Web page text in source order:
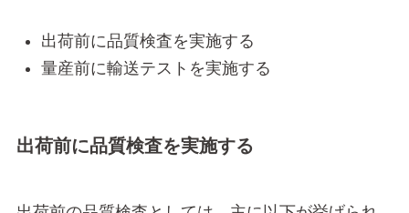
出荷前に品質検査を実施する
量産前に輸送テストを実施する
出荷前に品質検査を実施する